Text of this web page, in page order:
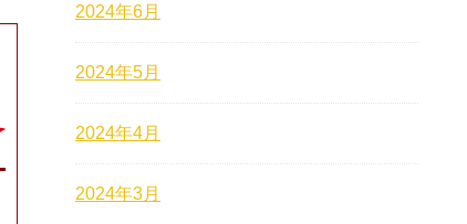
2024年6月
2024年5月
2024年4月
2024年3月